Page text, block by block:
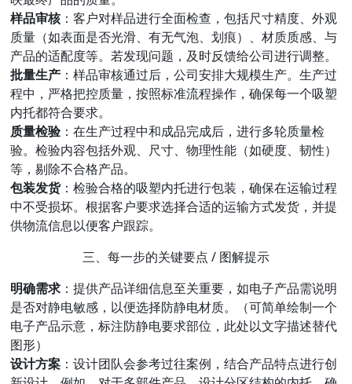
样品审核：客户对样品进行全面检查，包括尺寸精度、外观
质量（如表面是否光滑、有无气泡、划痕）、材质质感、与
产品的适配度等。若发现问题，及时反馈给公司进行调整。
批量生产 ：样品审核通过后，公司安排大规模生产。生产过
程中，严格把控质量，按照标准流程操作，确保每一个吸塑
内托都符合要求。
质量检验：在生产过程中和成品完成后，进行多轮质量检
验。检验内容包括外观、尺寸、物理性能（如硬度、韧性）
等，剔除不合格产品。
包装发货：检验合格的吸塑内托进行包装，确保在运输过程
中不受损坏。根据客户要求选择合适的运输方式发货，并提
供物流信息以便客户跟踪。
三、每一步的关键要点 / 图解提示
明确需求 ：提供产品详细信息至关重要，如电子产品需说明
是否对静电敏感，以便选择防静电材质。（可简单绘制一个
电子产品示意，标注防静电要求部位，此处以文字描述替代
图形）
设计方案 ：设计团队会参考过往案例，结合产品特点进行创